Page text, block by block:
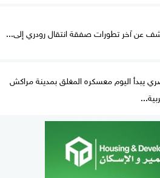
عن آخر تطورات صفقة انتقال رودري إلى...
يبدأ اليوم معسكره المغلق بمدينة مراكش